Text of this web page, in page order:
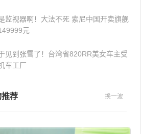
监视器啊！大法不死 索尼中国开卖旗舰
元
见到张雪了！台湾省820RR美女车主受
车工厂
荐 换一波